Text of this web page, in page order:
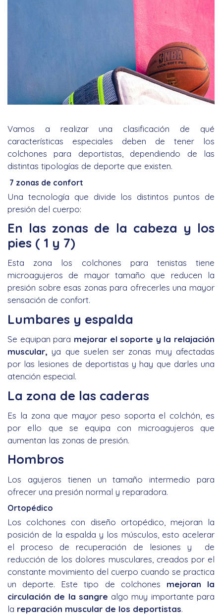
Vamos a realizar una clasificación de qué
características especiales deben de tener los
colchones para deportistas, dependiendo de las
distintas tipologías de deporte que existen.
7 zonas de confort
Una tecnología que divide los distintos puntos de
presión del cuerpo:
En las zonas de la cabeza y los
pies ( 1 y 7)
Esta zona los colchones para tenistas tiene
microagujeros de mayor tamaño que reducen la
presión sobre esas zonas para ofrecerles una mayor
sensación de confort.
Lumbares y espalda
Se equipan para mejorar el soporte y la relajación
muscular, ya que suelen ser zonas muy afectadas
por las lesiones de deportistas y hay que darles una
atención especial.
La zona de las caderas
Es la zona que mayor peso soporta el colchón, es
por ello que se equipa con microagujeros que
aumentan las zonas de presión.
Hombros
Los agujeros tienen un tamaño intermedio para
ofrecer una presión normal y reparadora.
Ortopédico
Los colchones con diseño ortopédico, mejoran la
posición de la espalda y los músculos, esto acelerar
el proceso de recuperación de lesiones y de
reducción de los dolores musculares, creados por el
constante movimiento del cuerpo cuando se practica
un deporte. Este tipo de colchones mejoran la
circulación de la sangre algo muy importante para
la reparación muscular de los deportistas.